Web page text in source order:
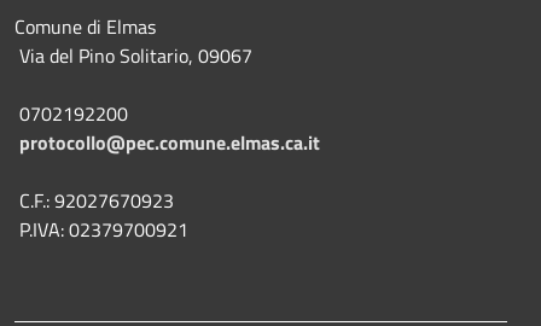
Comune di Elmas
Via del Pino Solitario, 09067
0702192200
protocollo@pec.comune.elmas.ca.it
C.F.: 92027670923
P.IVA: 02379700921